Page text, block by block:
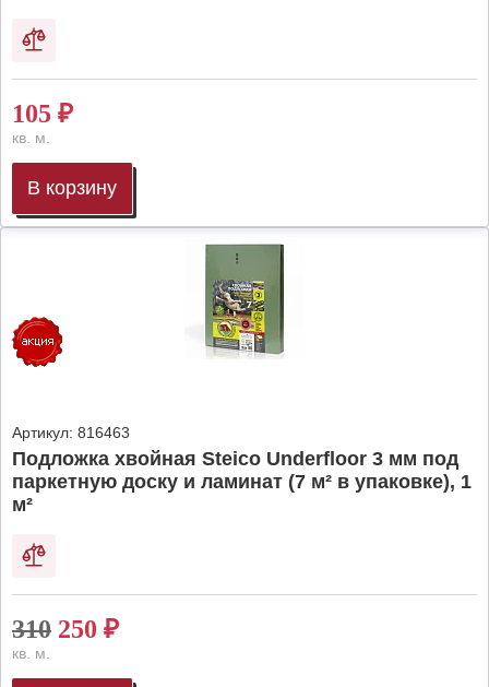
105 ₽
кв. м.
В корзину
Артикул: 816463
Подложка хвойная Steico Underfloor 3 мм под
паркетную доску и ламинат (7 м² в упаковке), 1
м²
310 250 ₽
кв. м.